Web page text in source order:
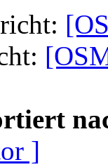
]